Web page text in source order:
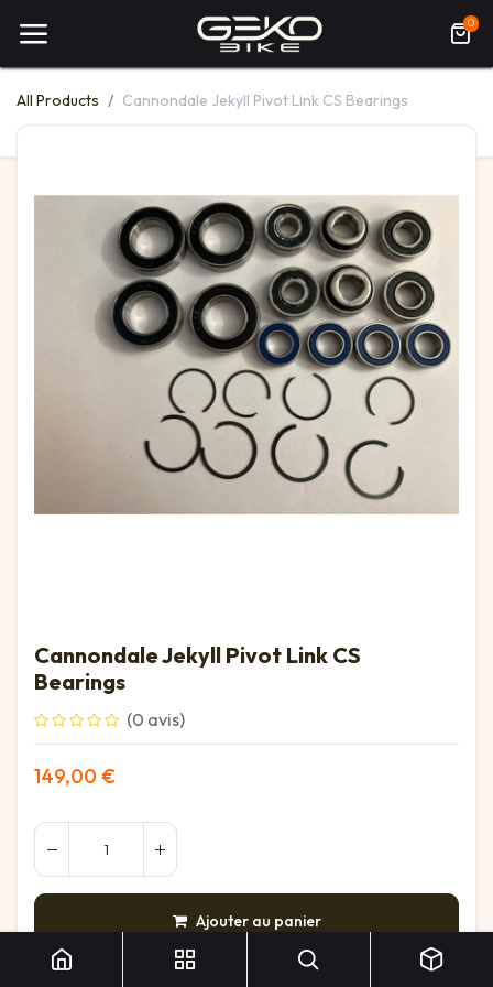
0
All Products Cannondale Jekyll Pivot Link CS Bearings
Cannondale Jekyll Pivot Link CS
Bearings
(0 avis)
149,00 €
Ajouter au panier